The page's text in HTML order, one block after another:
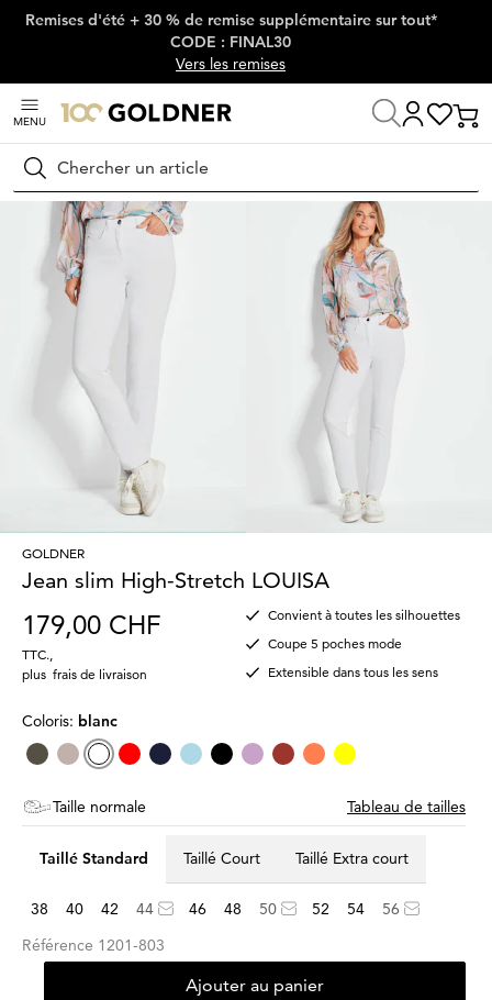
Passer la navigation, aller directement au contenu
Remises d'été + 30 % de remise supplémentaire sur tout*
CODE : FINAL30
Vers les remises
MENU
Rechercher
Maison Mode femme Jeans
GOLDNER
Jean slim High-Stretch LOUISA
179,00 CHF
TTC.
plus frais de livraison
Convient à toutes les silhouettes
Coupe 5 poches mode
Extensible dans tous les sens
Coloris: blanc
Taille normale Tableau de tailles
Taillé Standard Taillé Court Taillé Extra court
38 40 42 44 46 48 50 52 54
56
Référence 1201-803
Ajouter au panier